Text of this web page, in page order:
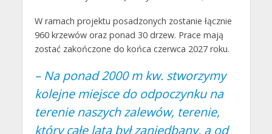
W ramach projektu posadzonych zostanie łącznie
960 krzewów oraz ponad 30 drzew. Prace mają
zostać zakończone do końca czerwca 2027 roku.
– Na ponad 2000 m kw. stworzymy
kolejne miejsce do odpoczynku na
terenie naszych zalewów, terenie,
który całe lata był zaniedbany, a od